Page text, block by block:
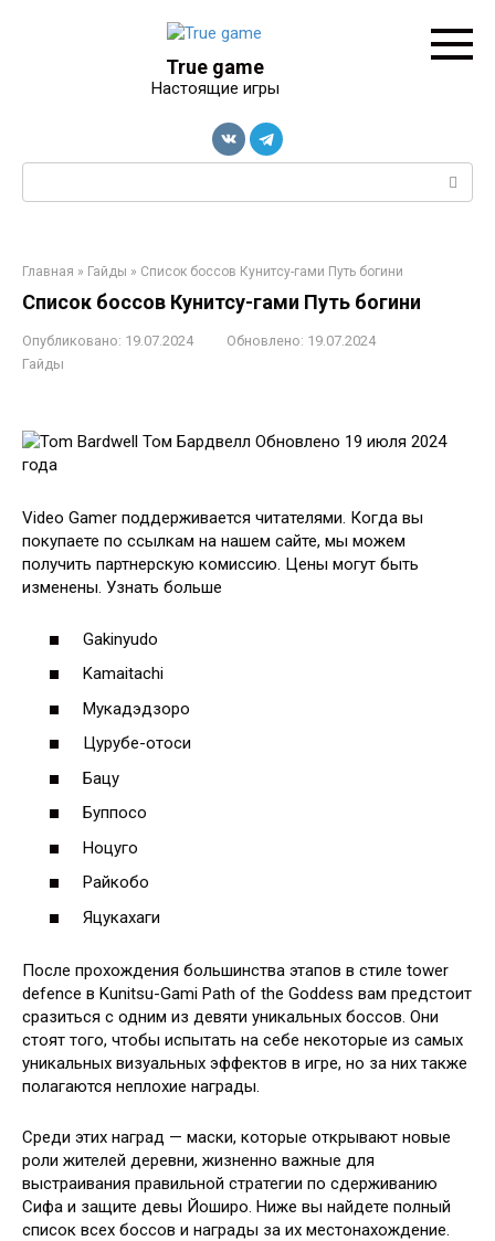
True game
Настоящие игры
Поиск:
Главная » Гайды » Список боссов Кунитсу-гами Путь богини
Список боссов Кунитсу-гами Путь богини
Опубликовано: 19.07.2024 Обновлено: 19.07.2024
Гайды
Том Бардвелл Обновлено 19 июля 2024
года
Video Gamer поддерживается читателями. Когда вы
покупаете по ссылкам на нашем сайте, мы можем
получить партнерскую комиссию. Цены могут быть
изменены. Узнать больше
Gakinyudo
Kamaitachi
Мукадэдзоро
Цурубе-отоси
Бацу
Буппосо
Ноцуго
Райкобо
Яцукахаги
После прохождения большинства этапов в стиле tower
defence в Kunitsu-Gami Path of the Goddess вам предстоит
сразиться с одним из девяти уникальных боссов. Они
стоят того, чтобы испытать на себе некоторые из самых
уникальных визуальных эффектов в игре, но за них также
полагаются неплохие награды.
Среди этих наград — маски, которые открывают новые
роли жителей деревни, жизненно важные для
выстраивания правильной стратегии по сдерживанию
Сифа и защите девы Йоширо. Ниже вы найдете полный
список всех боссов и награды за их местонахождение.